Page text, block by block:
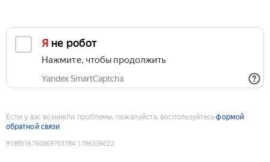
Я не робот
Нажмите, чтобы продолжить
Yandex SmartCaptcha
Если у вас возникли проблемы, пожалуйста, воспользуйтесьформой
обратной связи
9198516760869753784:1786336022